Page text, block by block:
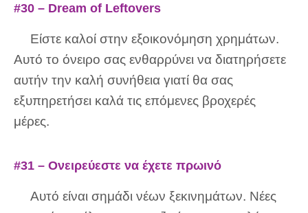
#30 – Dream of Leftovers
Είστε καλοί στην εξοικονόμηση χρημάτων.
Αυτό το όνειρο σας ενθαρρύνει να διατηρήσετε
αυτήν την καλή συνήθεια γιατί θα σας
εξυπηρετήσει καλά τις επόμενες βροχερές
μέρες.
#31 – Ονειρεύεστε να έχετε πρωινό
Αυτό είναι σημάδι νέων ξεκινημάτων. Νέες